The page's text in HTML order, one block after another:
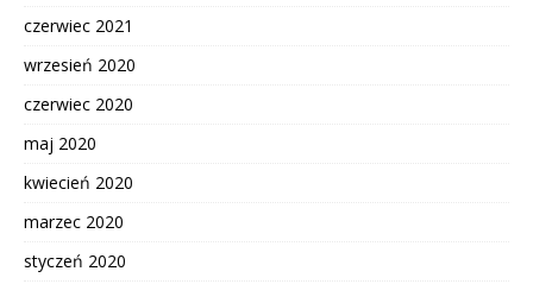
czerwiec 2021
wrzesień 2020
czerwiec 2020
maj 2020
kwiecień 2020
marzec 2020
styczeń 2020